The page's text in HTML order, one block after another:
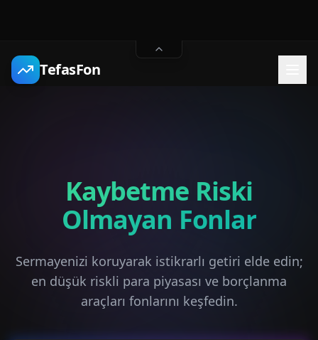
TefasFon
Kaybetme Riski
Olmayan Fonlar
Sermayenizi koruyarak istikrarlı getiri elde edin;
en düşük riskli para piyasası ve borçlanma
araçları fonlarını keşfedin.